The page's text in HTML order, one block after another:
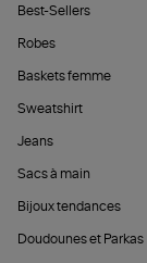
Best-Sellers
Robes
Baskets femme
Sweatshirt
Jeans
Sacs à main
Bijoux tendances
Doudounes et Parkas